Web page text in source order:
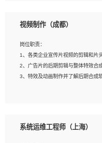
上；
3、想象力丰富, 有一定的艺术审美深
4、有良好的场景特效搭建功底；
5、熟悉 3Ds Max 或者 Maya；
6、有良好的沟通能力和团队合作意
视频制作（成都）
岗位职责：
1、各类企业宣传片视频的剪辑和片
2、广告片的后期剪辑与整体特效合成
3、特效及动画制作并了解后期合成软
2、熟练使用After Effect、Photo
系统运维工程师（上海）